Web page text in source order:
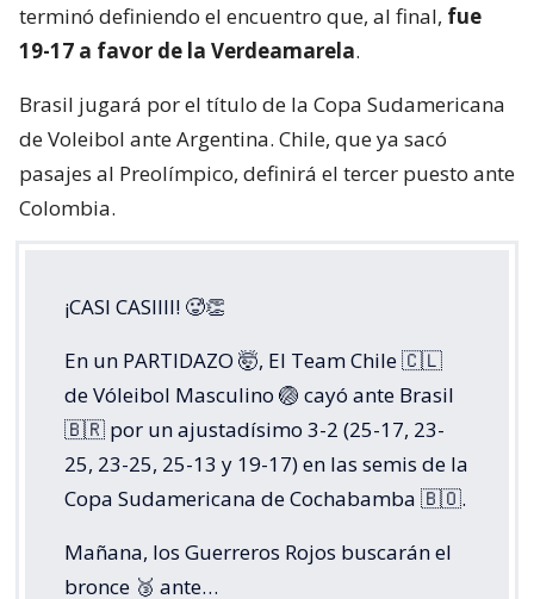
terminó definiendo el encuentro que, al final, fue
19-17 a favor de la Verdeamarela.
Brasil jugará por el título de la Copa Sudamericana
de Voleibol ante Argentina. Chile, que ya sacó
pasajes al Preolímpico, definirá el tercer puesto ante
Colombia.
¡CASI CASIIII! 🥵👏
En un PARTIDAZO 🤯, El Team Chile 🇨🇱
de Vóleibol Masculino 🏐 cayó ante Brasil
🇧🇷 por un ajustadísimo 3-2 (25-17, 23-
25, 23-25, 25-13 y 19-17) en las semis de la
Copa Sudamericana de Cochabamba 🇧🇴.
Mañana, los Guerreros Rojos buscarán el
bronce 🥉 ante…